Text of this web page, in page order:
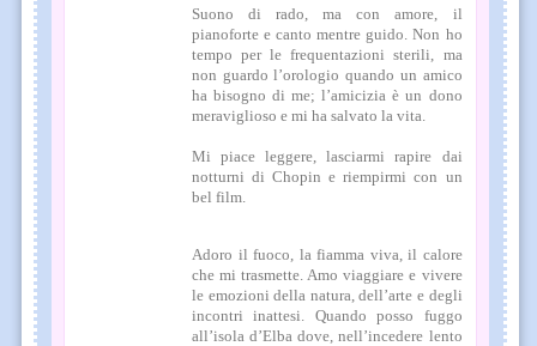
Suono di rado, ma con amore, il
pianoforte e canto mentre guido. Non ho
tempo per le frequentazioni sterili, ma
non guardo l’orologio quando un amico
ha bisogno di me; l’amicizia è un dono
meraviglioso e mi ha salvato la vita.
Mi piace leggere, lasciarmi rapire dai
notturni di Chopin e riempirmi con un
bel film.
Adoro il fuoco, la fiamma viva, il calore
che mi trasmette. Amo viaggiare e vivere
le emozioni della natura, dell’arte e degli
incontri inattesi. Quando posso fuggo
all’isola d’Elba dove, nell’incedere lento